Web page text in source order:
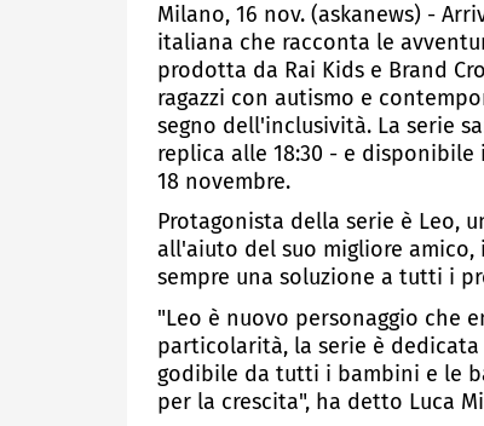
Milano, 16 nov. (askanews) -
italiana che racconta le
prodotta da Rai Kids e Brand
ragazzi con autismo e
segno dell'inclusività. La serie
replica alle 18:30 - e
18 novembre.
Protagonista della serie è Leo,
all'aiuto del suo migliore amico,
sempre una soluzione a tutti i
"Leo è nuovo personaggio che
particolarità, la serie è
godibile da tutti i bambini e le
per la crescita", ha detto Luca